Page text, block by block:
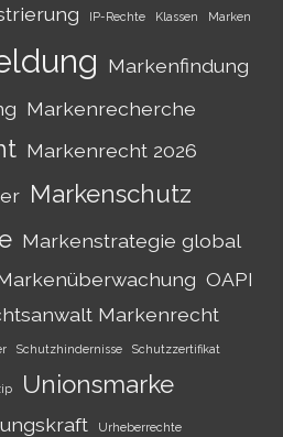
IP-Rechte Klassen Marken
Markenfindung
Markenrecherche
Markenrecht 2026
Markenschutz
Markenstrategie global
OAPI
Markenrecht
Schutzhindernisse Schutzzertifikat
Unionsmarke
Urheberrechte